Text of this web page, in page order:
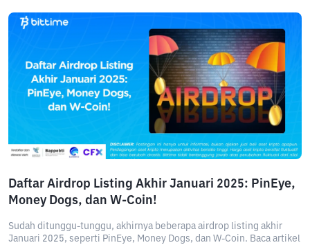
Daftar Airdrop Listing Akhir Januari 2025: PinEye,
Money Dogs, dan W-Coin!
Sudah ditunggu-tunggu, akhirnya beberapa airdrop listing akhir
Januari 2025, seperti PinEye, Money Dogs, dan W-Coin. Baca artikel